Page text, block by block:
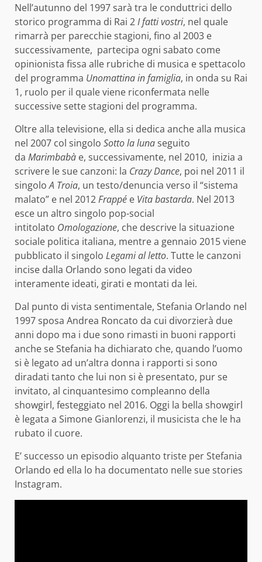
Nell’autunno del 1997 sarà tra le conduttrici dello
storico programma di Rai 2I fatti vostri, nel quale
rimarrà per parecchie stagioni, fino al 2003 e
successivamente, partecipa ogni sabato come
opinionista fissa alle rubriche di musica e spettacolo
del programma Unomattina in famiglia, in onda su Rai
1, ruolo per il quale viene riconfermata nelle
successive sette stagioni del programma.
Oltre alla televisione, ella si dedica anche alla musica
nel 2007 col singolo Sotto la lunaseguito
da Marimbabà e, successivamente, nel 2010, inizia a
scrivere le sue canzoni: la Crazy Dance, poi nel 2011 il
singoloA Troia, un testo/denuncia verso il “sistema
malato” e nel 2012Frappé e Vita bastarda. Nel 2013
esce un altro singolo pop-social
intitolato Omologazione, che descrive la situazione
sociale politica italiana, mentre a gennaio 2015 viene
pubblicato il singolo Legami al letto. Tutte le canzoni
incise dalla Orlando sono legati da video
interamente ideati, girati e montati da lei.
Dal punto di vista sentimentale, Stefania Orlando nel
1997 sposa Andrea Roncato da cui divorzierà due
anni dopo ma i due sono rimasti in buoni rapporti
anche se Stefania ha dichiarato che, quando l’uomo
si è legato ad un’altra donna i rapporti si sono
diradati tanto che lui non si è presentato, pur se
invitato, al cinquantesimo compleanno della
showgirl, festeggiato nel 2016. Oggi la bella showgirl
è legata a Simone Gianlorenzi, il musicista che le ha
rubato il cuore.
E’ successo un episodio alquanto triste per Stefania
Orlando ed ella lo ha documentato nelle sue stories
Instagram.